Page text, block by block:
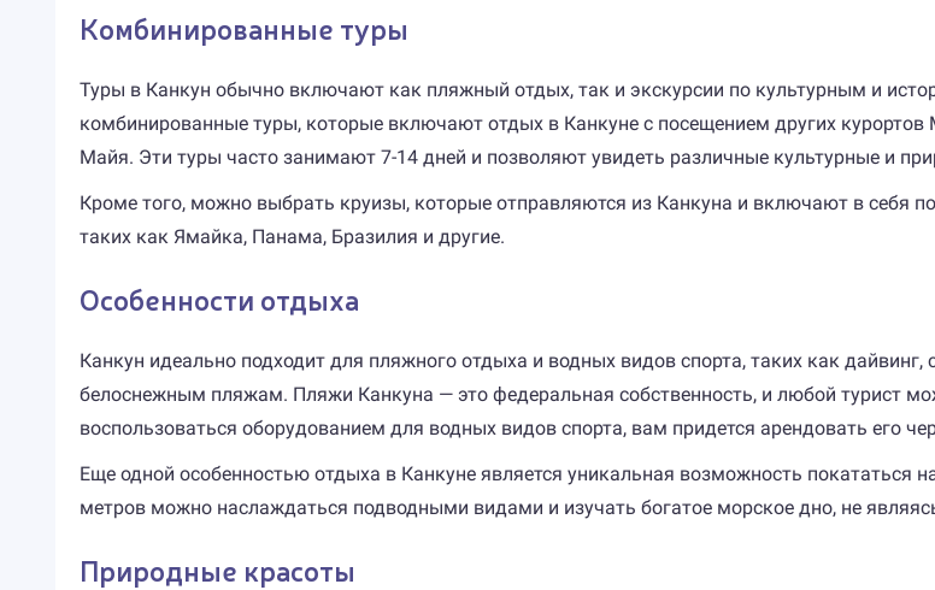
Комбинированные туры
Туры в Канкун обычно включают как пляжный отдых, так и экскурсии по культурным и
комбинированные туры, которые включают отдых в Канкуне с посещением других курортов
Майя. Эти туры часто занимают 7-14 дней и позволяют увидеть различные культурные и
Кроме того, можно выбрать круизы, которые отправляются из Канкуна и включают в себя
таких как Ямайка, Панама, Бразилия и другие.
Особенности отдыха
Канкун идеально подходит для пляжного отдыха и водных видов спорта, таких как
белоснежным пляжам. Пляжи Канкуна — это федеральная собственность, и любой турист
воспользоваться оборудованием для водных видов спорта, вам придется арендовать его
Еще одной особенностью отдыха в Канкуне является уникальная возможность покататься
метров можно наслаждаться подводными видами и изучать богатое морское дно, не
Природные красоты